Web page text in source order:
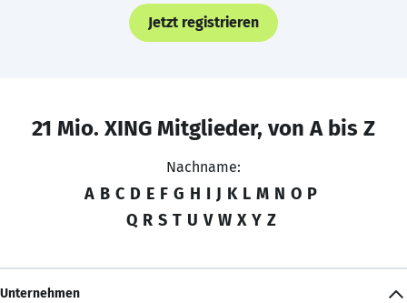
Jetzt registrieren
21 Mio. XING Mitglieder, von A bis Z
Nachname:
A B C D E F G H I J K L M N O P
Q R S T U V W X Y Z
Unternehmen